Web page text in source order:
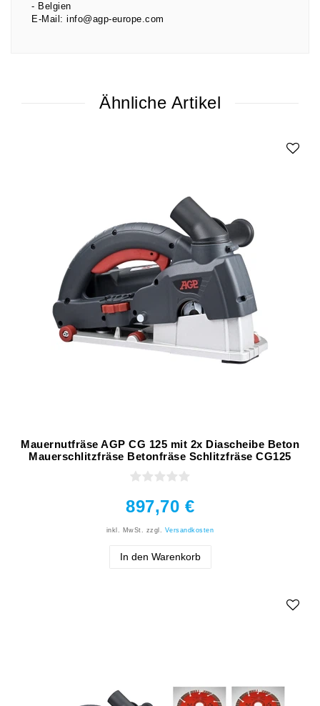
Belgien
E-Mail: info@agp-europe.com
Ähnliche Artikel
Mauernutfräse AGP CG 125 mit 2x Diascheibe Beton
Mauerschlitzfräse Betonfräse Schlitzfräse CG125
897,70 €
inkl. MwSt. zzgl. Versandkosten
In den Warenkorb